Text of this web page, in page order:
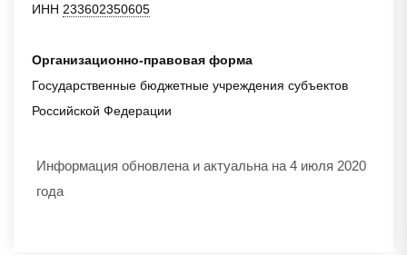
ИНН 233602350605
Организационно-правовая форма
Государственные бюджетные учреждения субъектов
Российской Федерации
Информация обновлена и актуальна на 4 июля 2020
года